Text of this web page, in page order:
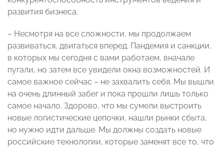
развития бизнеса.
– Несмотря на все сложности, мы продолжаем
развиваться, двигаться вперед. Пандемия и санкции,
в которых мы сегодня с вами работаем, вначале
пугали, но затем все увидели окна возможностей. И
самое важное сейчас – не захвалить себя. Мы вышли
на очень длинный забег и пока прошли лишь только
самое начало. Здорово, что мы сумели выстроить
новые логистические цепочки, нашли рынки сбыта,
но нужно идти дальше. Мы должны создать новые
российские технологии, которые заменят все то, что